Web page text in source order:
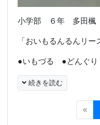
小学部 ６年 多田楓
「おいもるんるんリー
●いもづる ●どんぐ
続きを読む
«